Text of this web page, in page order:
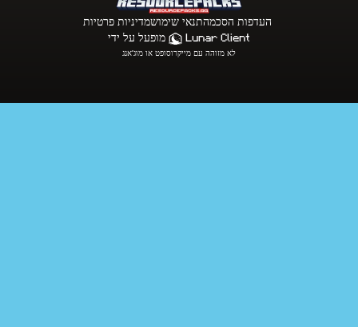
מדיניות פרטיותתנאי שימושהעדפות הסכמה
Lunar Client
לא מזוהה עם מייקרוסופט או מוג'אנג